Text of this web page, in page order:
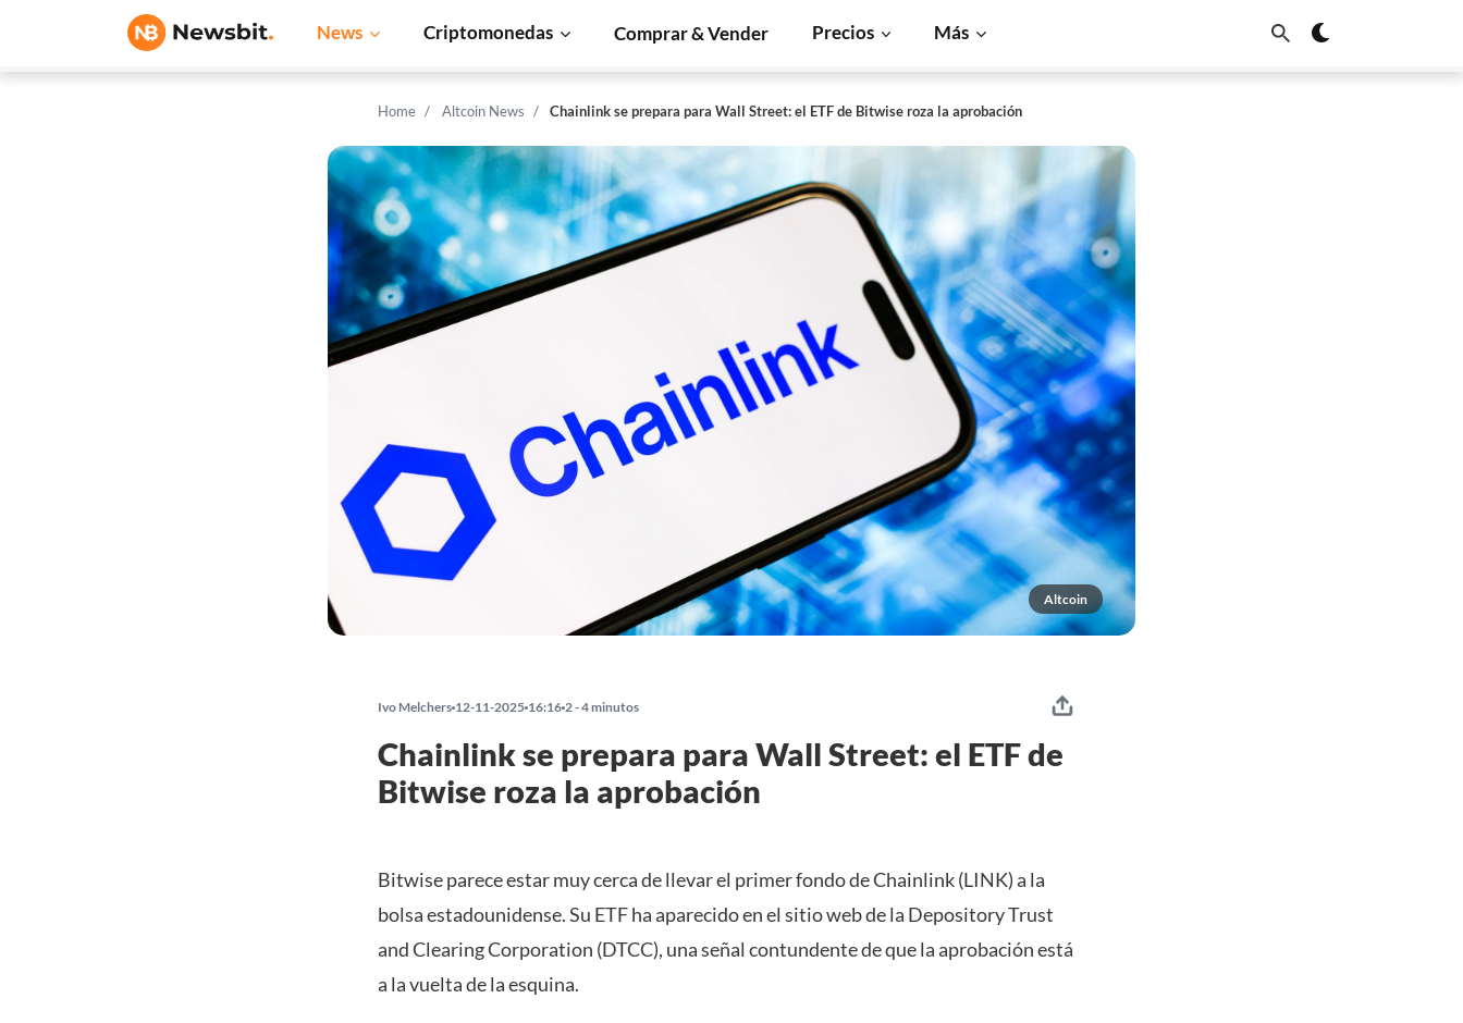
News Criptomonedas Comprar & Vender Precios Más
Home Altcoin News Chainlink se prepara para Wall Street: el ETF de Bitwise roza la aprobación
Altcoin
Ivo Melchers 12-11-2025 16:16 2 - 4 minutos
Chainlink se prepara para Wall Street: el ETF de
Bitwise roza la aprobación
Bitwise parece estar muy cerca de llevar el primer fondo de Chainlink (LINK) a la
bolsa estadounidense. Su ETF ha aparecido en el sitio web de la Depository Trust
and Clearing Corporation (DTCC), una señal contundente de que la aprobación está
a la vuelta de la esquina.